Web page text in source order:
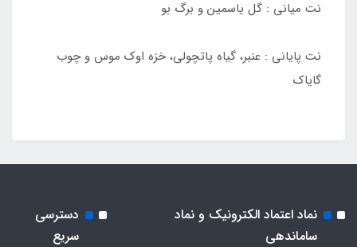
نت میانی : گل ياسمين و برگ بو
نت پایانی : عنبر، گياه پاتچولي، خزه اوك موس و چوب
گاياك
نماد اعتماد الکترونیک و نماد
ساماندهی
دسترسی
سریع